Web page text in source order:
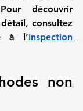
découvrir
consultez
à l’inspection
non